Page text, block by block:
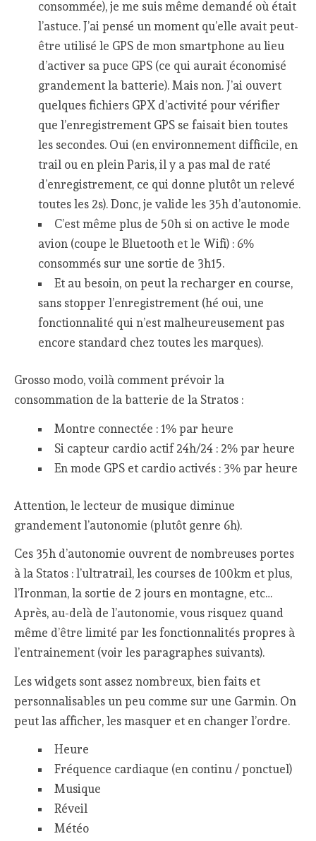
consommée), je me suis même demandé où était
l’astuce. J’ai pensé un moment qu’elle avait peut-
être utilisé le GPS de mon smartphone au lieu
d’activer sa puce GPS (ce qui aurait économisé
grandement la batterie). Mais non. J’ai ouvert
quelques fichiers GPX d’activité pour vérifier
que l’enregistrement GPS se faisait bien toutes
les secondes. Oui (en environnement difficile, en
trail ou en plein Paris, il y a pas mal de raté
d’enregistrement, ce qui donne plutôt un relevé
toutes les 2s). Donc, je valide les 35h d’autonomie.
C’est même plus de 50h si on active le mode
avion (coupe le Bluetooth et le Wifi) : 6%
consommés sur une sortie de 3h15.
Et au besoin, on peut la recharger en course,
sans stopper l’enregistrement (hé oui, une
fonctionnalité qui n’est malheureusement pas
encore standard chez toutes les marques).
Grosso modo, voilà comment prévoir la
consommation de la batterie de la Stratos :
Montre connectée : 1% par heure
Si capteur cardio actif 24h/24 : 2% par heure
En mode GPS et cardio activés : 3% par heure
Attention, le lecteur de musique diminue
grandement l’autonomie (plutôt genre 6h).
Ces 35h d’autonomie ouvrent de nombreuses portes
à la Statos : l’ultratrail, les courses de 100km et plus,
l’Ironman, la sortie de 2 jours en montagne, etc…
Après, au-delà de l’autonomie, vous risquez quand
même d’être limité par les fonctionnalités propres à
l’entrainement (voir les paragraphes suivants).
Les widgets sont assez nombreux, bien faits et
personnalisables un peu comme sur une Garmin. On
peut las afficher, les masquer et en changer l’ordre.
Heure
Fréquence cardiaque (en continu / ponctuel)
Musique
Réveil
Météo